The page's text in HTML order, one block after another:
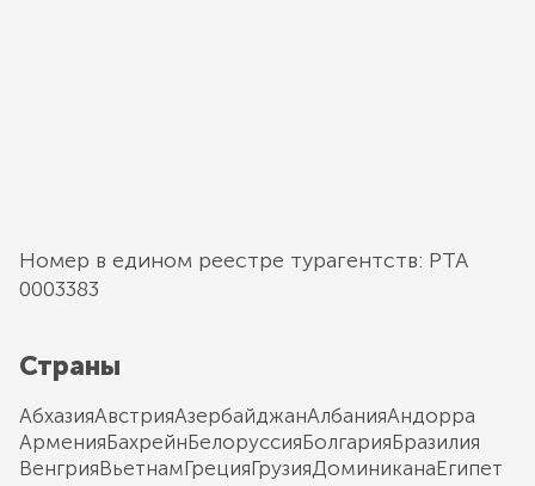
Номер в едином реестре турагентств: РТА
0003383
Страны
АбхазияАвстрияАзербайджанАлбанияАндорра
АрменияБахрейнБелоруссияБолгарияБразилия
ВенгрияВьетнамГрецияГрузияДоминиканаЕгипет